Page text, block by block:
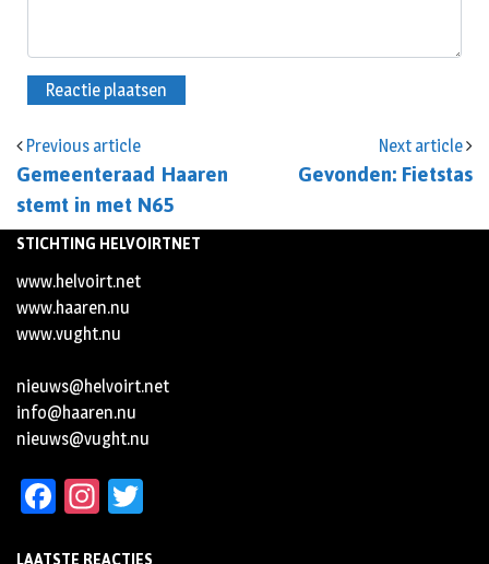
Previous article
Gemeenteraad Haaren
stemt in met N65
Next article
Gevonden: Fietstas
STICHTING HELVOIRTNET
www.helvoirt.net
www.haaren.nu
www.vught.nu
nieuws@helvoirt.net
info@haaren.nu
nieuws@vught.nu
Facebook
Instagram